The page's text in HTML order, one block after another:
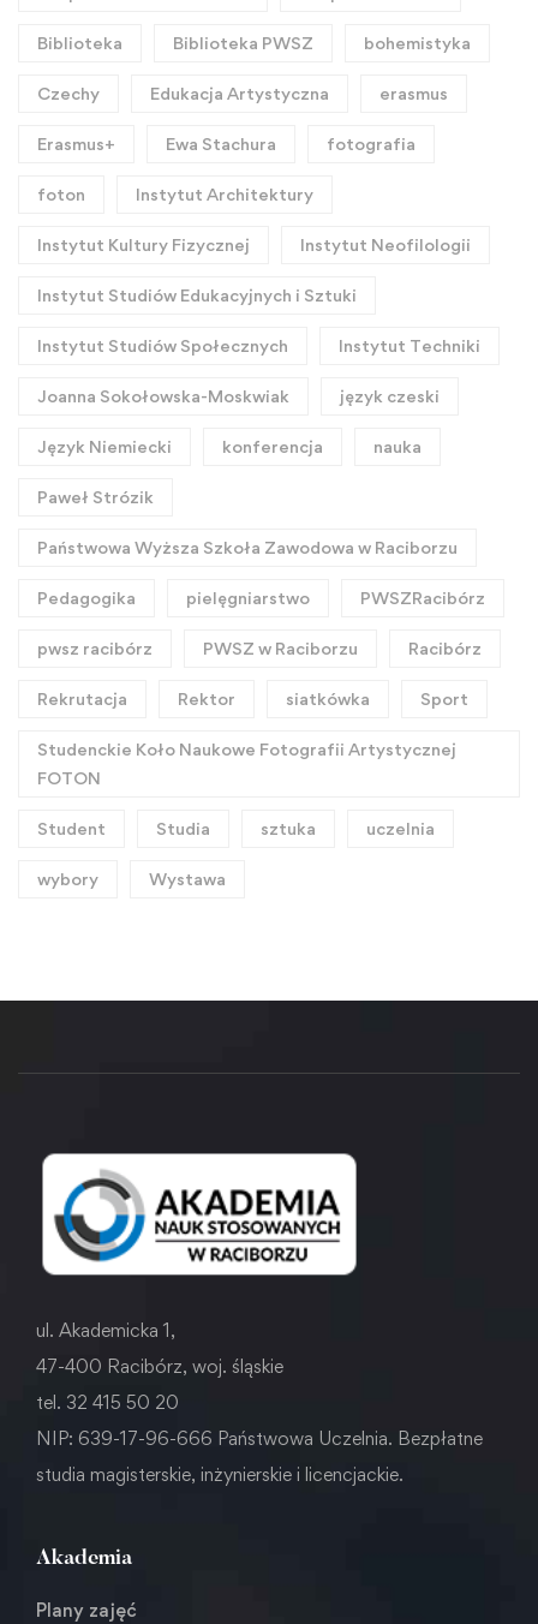
Biblioteka Biblioteka PWSZ bohemistyka
Czechy Edukacja Artystyczna erasmus
Erasmus+ Ewa Stachura fotografia
foton Instytut Architektury
Instytut Kultury Fizycznej Instytut Neofilologii
Instytut Studiów Edukacyjnych i Sztuki
Instytut Studiów Społecznych Instytut Techniki
Joanna Sokołowska-Moskwiak język czeski
Język Niemiecki konferencja nauka
Paweł Strózik
Państwowa Wyższa Szkoła Zawodowa w Raciborzu
Pedagogika pielęgniarstwo PWSZRacibórz
pwsz racibórz PWSZ w Raciborzu Racibórz
Rekrutacja Rektor siatkówka Sport
Studenckie Koło Naukowe Fotografii Artystycznej
FOTON
Student Studia sztuka uczelnia
wybory Wystawa
ul. Akademicka 1,
47-400 Racibórz, woj. śląskie
tel. 32 415 50 20
NIP: 639-17-96-666 Państwowa Uczelnia. Bezpłatne
studia magisterskie, inżynierskie i licencjackie.
Akademia
Plany zajęć